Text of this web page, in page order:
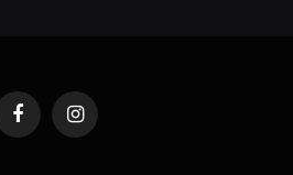
FacebookInstagram